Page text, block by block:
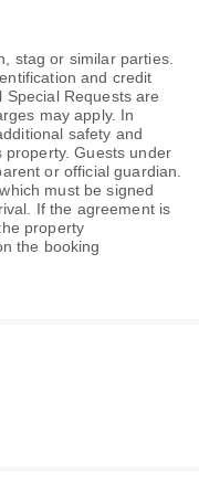
stag or similar parties.
and credit
Requests are
may apply. In
safety and
Guests under
or official guardian.
must be signed
If the agreement is
property
the booking